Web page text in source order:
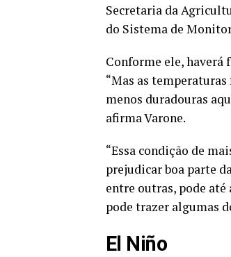
Secretaria da
do Sistema de
Conforme ele, haverá
“Mas as
menos duradouras
afirma Varone.
“Essa condição de
prejudicar boa parte
entre outras, pode
pode trazer algumas
El Niño